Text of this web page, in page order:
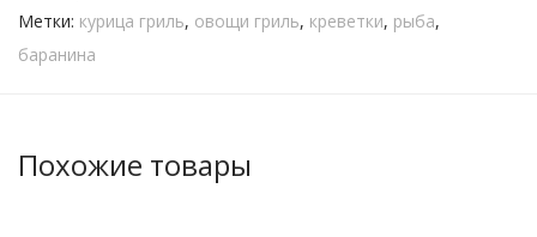
Метки: курица гриль, овощи гриль, креветки, рыба,
баранина
Похожие товары